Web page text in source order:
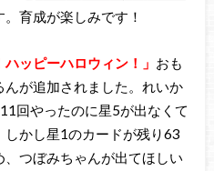
育成が楽しみです！
ハッピーハロウィン！」 おも
が追加されました。れいか
回やったのに星5が出なくて
かし星1のカードが残り63
つぼみちゃんが出てほしい